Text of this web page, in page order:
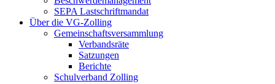
SEPA Lastschriftmandat
Über die VG-Zolling
Gemeinschaftsversammlung
Verbandsräte
Satzungen
Berichte
Schulverband Zolling